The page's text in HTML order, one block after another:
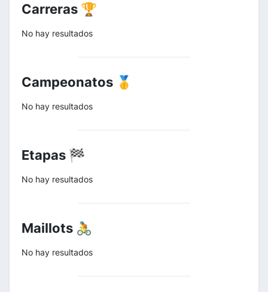
Carreras 🏆
No hay resultados
Campeonatos 🥇
No hay resultados
Etapas 🏁
No hay resultados
Maillots 🚴
No hay resultados